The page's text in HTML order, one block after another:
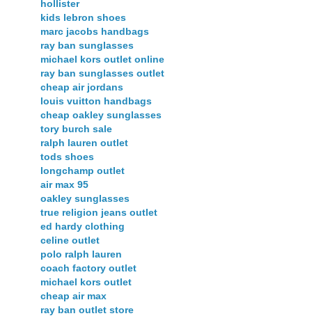
hollister
kids lebron shoes
marc jacobs handbags
ray ban sunglasses
michael kors outlet online
ray ban sunglasses outlet
cheap air jordans
louis vuitton handbags
cheap oakley sunglasses
tory burch sale
ralph lauren outlet
tods shoes
longchamp outlet
air max 95
oakley sunglasses
true religion jeans outlet
ed hardy clothing
celine outlet
polo ralph lauren
coach factory outlet
michael kors outlet
cheap air max
ray ban outlet store